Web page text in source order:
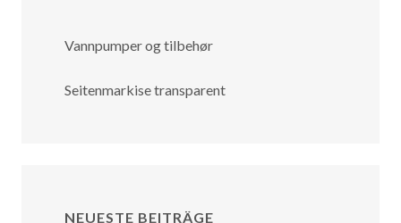
Vannpumper og tilbehør
Seitenmarkise transparent
NEUESTE BEITRÄGE